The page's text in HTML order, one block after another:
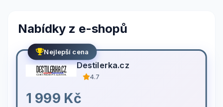
Nabídky z e-shopů
Nejlepší cena
Destilerka.cz
4.7
1 999 Kč